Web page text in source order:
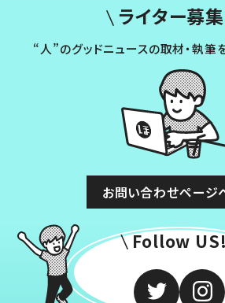
ライター募集
“人”のグッドニュースの取材・執筆
お問い合わせページ
Follow